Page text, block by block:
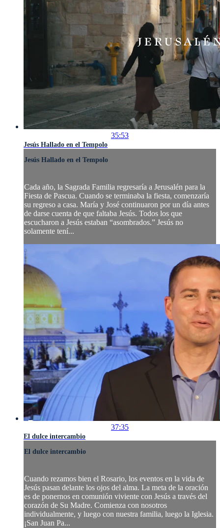
35:53
Jesús Hallado en el Tempolo
Jesús Hallado en el Tempolo
Cada año, la Sagrada Familia regresaría a Jerusalén para la
Fiesta de Pascua. Cuando se terminaba la fiesta, comenzaría
su regreso a casa. María y José continuaron por un día antes
de darse cuenta de que faltaba Jesús. Todos los que
escucharon a Jesús estaban “asombrados.” Jesús no
solamente tení...
37:35
El dulce intercambio
El dulce intercambio
Cuando rezamos bien el Rosario, los eventos en la vida de
Jesús pasan delante los ojos del alma. La meta de la oración
es de ponernos en comunión viviente con Jesús a través del
corazón de Su Madre. Comienza con nosotros
individualmente, y luego con nuestra familia, luego la Iglesia.
¡San Juan Pa...